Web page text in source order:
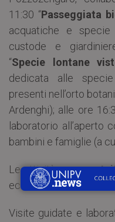
11:30 “Passeggiata
acquatiche e
custode e
“Specie lontane
dedicata alle
presenti nell’orto
Ardenghi); alle ore
laboratorio all’aperto
bambini e famiglie (a
Le attività sono
eccezione della visita
Visite guidate e